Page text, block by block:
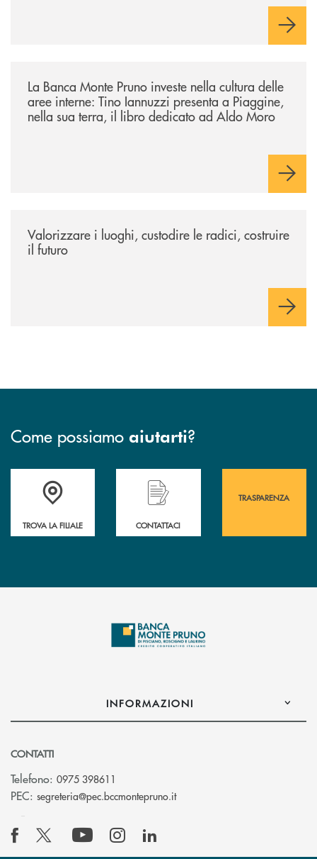
La Banca Monte Pruno investe nella cultura delle
aree interne: Tino Iannuzzi presenta a Piaggine,
nella sua terra, il libro dedicato ad Aldo Moro
Valorizzare i luoghi, custodire le radici, costruire
il futuro
Come possiamo aiutarti?
Accedi all' elenco completo&nbsp; delle&nbsp; filiali&nbsp; di Banca
TROVA LA FILIALE
Hai bisogno di assistenza immediata?
CONTATTACI
TRASPARENZA
INFORMAZIONI
CONTATTI
Telefono: 0975 398611
PEC: segreteria@pec.bccmontepruno.it(si apre l’app di posta